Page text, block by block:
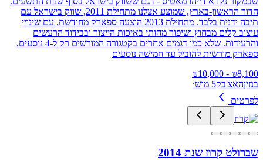
הדור הראשון-בארץ, שמוצע אצלנו מתחילת 2011, שווק בישראל עם
תיבה ידנית בלבד. מתחילת 2013 הוצעה ספארק מחודשת, עם שינויי
עיצוב קלים מבחוץ ושיפור מהותי באיכות הייצור ובבידוד הרעשים
והרעידות. שלא כמו דגמים אחרים בקטגורה המורשים רק ל-4 נוסעים,
ספארק מורשית להוביל עד חמישה נוסעים
₪8,100
- ₪
10,000
בנזיןהאצ'בק5 מוש׳
לפרטים
שברולט קרוז שנת 2014